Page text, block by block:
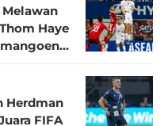
Melawan
Haye
Herdman
FIFA